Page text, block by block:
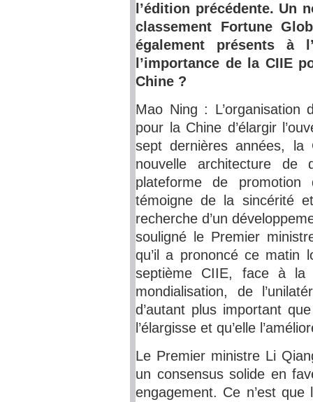
l’édition précédente. Un
classement Fortune
également présents à
l’importance de la CIIE
Chine ?
Mao Ning :
pour la Chine d’élargir
sept dernières années,
nouvelle architecture de
plateforme de
témoigne de la sincérité
recherche d’un
souligné le Premier
qu’il a prononcé ce matin
septième CIIE, face à la
mondialisation, de
d’autant plus important
l’élargisse et qu’elle
Le Premier ministre Li
un consensus solide en
engagement. Ce n’est